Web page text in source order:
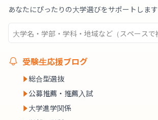
あなたにぴったりの大学選びをサポートします
受験生応援ブログ
総合型選抜
公募推薦・推薦入試
大学進学関係